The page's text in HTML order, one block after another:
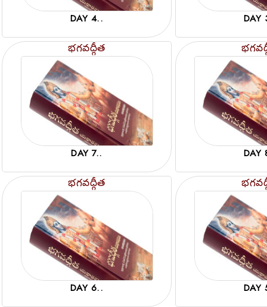
DAY 4.. DAY
భగవద్గీత
DAY 7.. DAY
భగవద్గీత
DAY 6.. DAY